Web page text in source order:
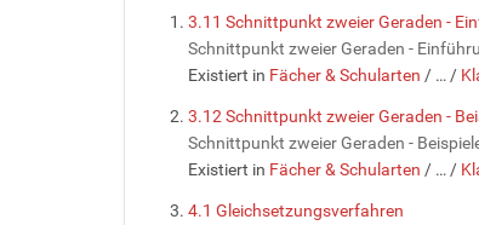
3.11 Schnittpunkt zweier Geraden -
Schnittpunkt zweier Geraden -
Existiert in Fächer & Schularten / … /
3.12 Schnittpunkt zweier Geraden -
Schnittpunkt zweier Geraden -
Existiert in Fächer & Schularten / … /
4.1 Gleichsetzungsverfahren